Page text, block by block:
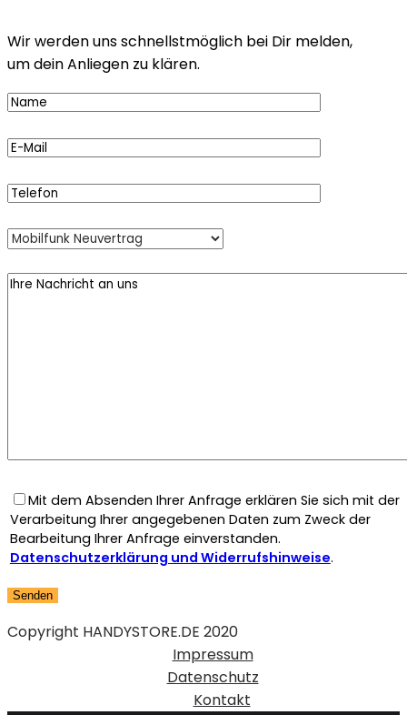
Wir werden uns schnellstmöglich bei Dir melden,
um dein Anliegen zu klären.
Mit dem Absenden Ihrer Anfrage erklären Sie sich mit der
Verarbeitung Ihrer angegebenen Daten zum Zweck der
Bearbeitung Ihrer Anfrage einverstanden.
Datenschutzerklärung und Widerrufshinweise.
Copyright HANDYSTORE.DE 2020
Impressum
Datenschutz
Kontakt